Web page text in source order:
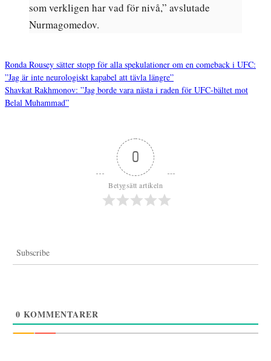
som verkligen har vad för nivå,” avslutade
Nurmagomedov.
Inläggsnavigering
Ronda Rousey sätter stopp för alla spekulationer om en comeback i UFC:
”Jag är inte neurologiskt kapabel att tävla längre”
Shavkat Rakhmonov: ”Jag borde vara nästa i raden för UFC-bältet mot
Belal Muhammad”
0
Betygsätt artikeln
Subscribe
0 KOMMENTARER